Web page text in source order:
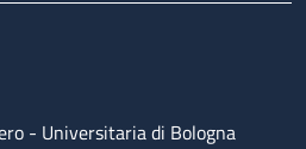
- Universitaria di Bologna